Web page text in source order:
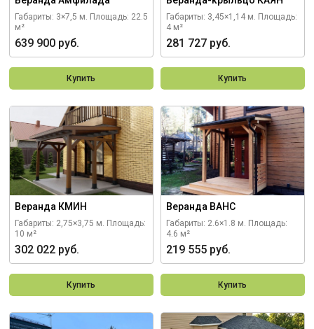
Габариты: 3×7,5 м. Площадь: 22.5
м²
639 900 руб.
Купить
Габариты: 3,45×1,14 м. Площадь:
4 м²
281 727 руб.
Купить
Веранда КМИН
Габариты: 2,75×3,75 м. Площадь:
10 м²
302 022 руб.
Купить
Веранда ВАНС
Габариты: 2.6×1.8 м. Площадь:
4.6 м²
219 555 руб.
Купить